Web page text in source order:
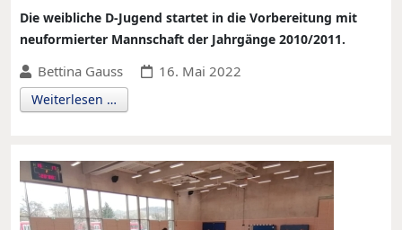
Die weibliche D-Jugend startet in die Vorbereitung mit
neuformierter Mannschaft der Jahrgänge 2010/2011.
Bettina Gauss 16. Mai 2022
Weiterlesen …